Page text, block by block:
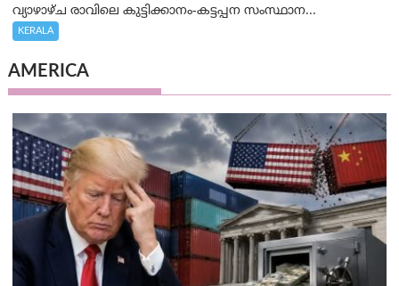
വ്യാഴാഴ്ച രാവിലെ കുട്ടിക്കാനം-കട്ടപ്പന സംസ്ഥാന...
KERALA
AMERICA